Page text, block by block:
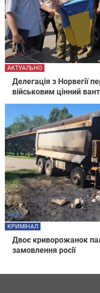
Делегація з Норвегії
військовим цінний
АКТУАЛЬНО
Двоє криворожанок
замовлення росії
КРИМІНАЛ